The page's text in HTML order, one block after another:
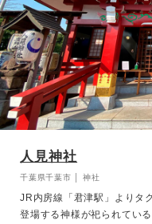
人見神社
千葉県千葉市 │ 神社
JR内房線「君津駅」よりタ
登場する神様が祀られてい